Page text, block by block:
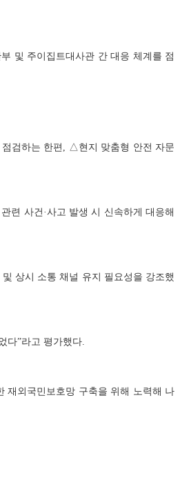
및 주이집트대사관 간 대응 체계를 점
검하는 한편, △현지 맞춤형 안전 자문
련 사건·사고 발생 시 신속하게 대응해
상시 소통 채널 유지 필요성을 강조했
다”라고 평가했다.
재외국민보호망 구축을 위해 노력해 나